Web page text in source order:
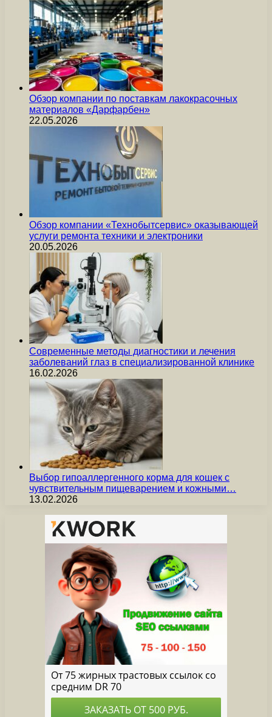
Обзор компании по поставкам лакокрасочных
материалов «Дарфарбен»
22.05.2026
Обзор компании «Технобытсервис» оказывающей
услуги ремонта техники и электроники
20.05.2026
Современные методы диагностики и лечения
заболеваний глаз в специализированной клинике
16.02.2026
Выбор гипоаллергенного корма для кошек с
чувствительным пищеварением и кожными…
13.02.2026